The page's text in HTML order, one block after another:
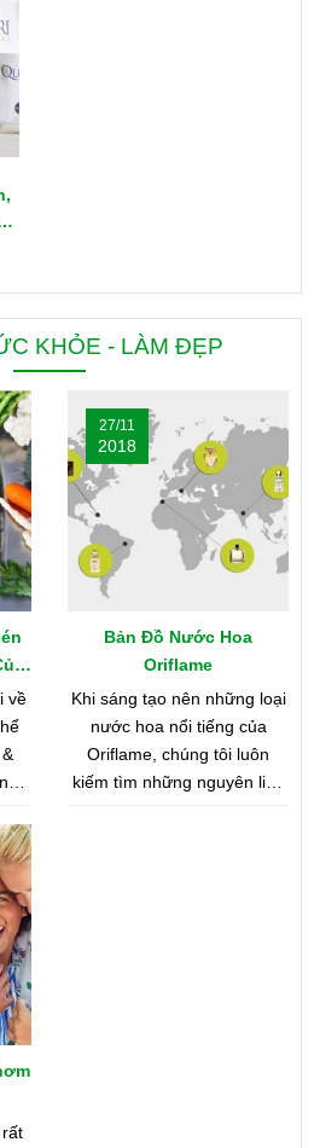
KHỎE - LÀM ĐẸP
về
Bản Đồ Nước Hoa
Oriflame
27/11
2018
Khi sáng tạo nên những loại
nước hoa nổi tiếng của
Oriflame, chúng tôi luôn
kiếm tìm những nguyên liệu